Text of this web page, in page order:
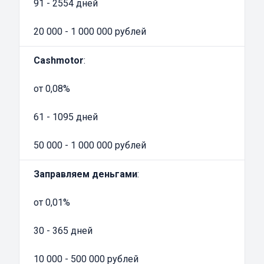
заявки внимательно изучите условия. Для
единственный выход из сложного
финансового положения. Вы ничем не
с такими компаниями уже давно оценили их
91 - 2554 дней
20 000 - 1 000 000 рублей
Cashmotor:
от 0,08%
61 - 1095 дней
50 000 - 1 000 000 рублей
Заправляем деньгами:
от 0,01%
30 - 365 дней
10 000 - 500 000 рублей